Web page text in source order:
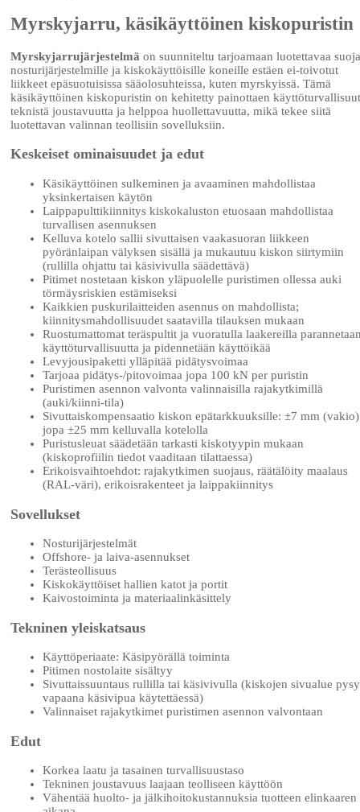
Myrskyjarru, käsikäyttöinen kiskopuristin
Myrskyjarrujärjestelmä on suunniteltu tarjoamaan luotettavaa
nosturijärjestelmille ja kiskokäyttöisille koneille estäen ei-toivotut
liikkeet epäsuotuisissa sääolosuhteissa, kuten myrskyissä. Tämä
käsikäyttöinen kiskopuristin on kehitetty painottaen
teknistä joustavuutta ja helppoa huollettavuutta, mikä tekee siitä
luotettavan valinnan teollisiin sovelluksiin.
Keskeiset ominaisuudet ja edut
Käsikäyttöinen sulkeminen ja avaaminen mahdollistaa
yksinkertaisen käytön
Laippapulttikiinnitys kiskokaluston etuosaan mahdollistaa
turvallisen asennuksen
Kelluva kotelo sallii sivuttaisen vaakasuoran liikkeen
pyöränlaipan välyksen sisällä ja mukautuu kiskon siirtymiin
(rullilla ohjattu tai käsivivulla säädettävä)
Pitimet nostetaan kiskon yläpuolelle puristimen ollessa auki
törmäysriskien estämiseksi
Kaikkien puskurilaitteiden asennus on mahdollista;
kiinnitysmahdollisuudet saatavilla tilauksen mukaan
Ruostumattomat teräspultit ja vuoratulla laakereilla
käyttöturvallisuutta ja pidennetään käyttöikää
Levyjousipaketti ylläpitää pidätysvoimaa
Tarjoaa pidätys-/pitovoimaa jopa 100 kN per puristin
Puristimen asennon valvonta valinnaisilla rajakytkimillä
(auki/kiinni-tila)
Sivuttaiskompensaatio kiskon epätarkkuuksille: ±7 mm
jopa ±25 mm kelluvalla kotelolla
Puristusleuat säädetään tarkasti kiskotyypin mukaan
(kiskoprofiilin tiedot vaaditaan tilattaessa)
Erikoisvaihtoehdot: rajakytkimen suojaus, räätälöity maalaus
(RAL-väri), erikoisrakenteet ja laippakiinnitys
Sovellukset
Nosturijärjestelmät
Offshore- ja laiva-asennukset
Terästeollisuus
Kiskokäyttöiset hallien katot ja portit
Kaivostoiminta ja materiaalinkäsittely
Tekninen yleiskatsaus
Käyttöperiaate: Käsipyörällä toiminta
Pitimen nostolaite sisältyy
Sivuttaissuuntaus rullilla tai käsivivulla (kiskojen sivualue
vapaana käsivipua käytettäessä)
Valinnaiset rajakytkimet puristimen asennon valvontaan
Edut
Korkea laatu ja tasainen turvallisuustaso
Tekninen joustavuus laajaan teolliseen käyttöön
Vähentää huolto- ja jälkihoitokustannuksia tuotteen elinkaaren